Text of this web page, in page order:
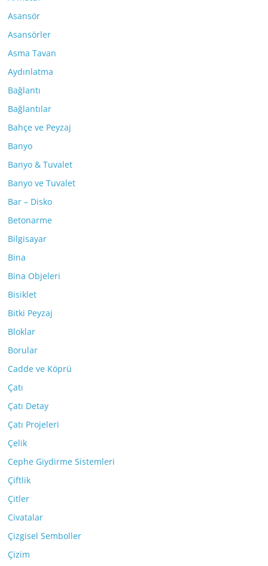
Asansör
Asansörler
Asma Tavan
Aydınlatma
Bağlantı
Bağlantılar
Bahçe ve Peyzaj
Banyo
Banyo & Tuvalet
Banyo ve Tuvalet
Bar – Disko
Betonarme
Bilgisayar
Bina
Bina Objeleri
Bisiklet
Bitki Peyzaj
Bloklar
Borular
Cadde ve Köprü
Çatı
Çatı Detay
Çatı Projeleri
Çelik
Cephe Giydirme Sistemleri
Çiftlik
Çitler
Civatalar
Çizgisel Semboller
Çizim